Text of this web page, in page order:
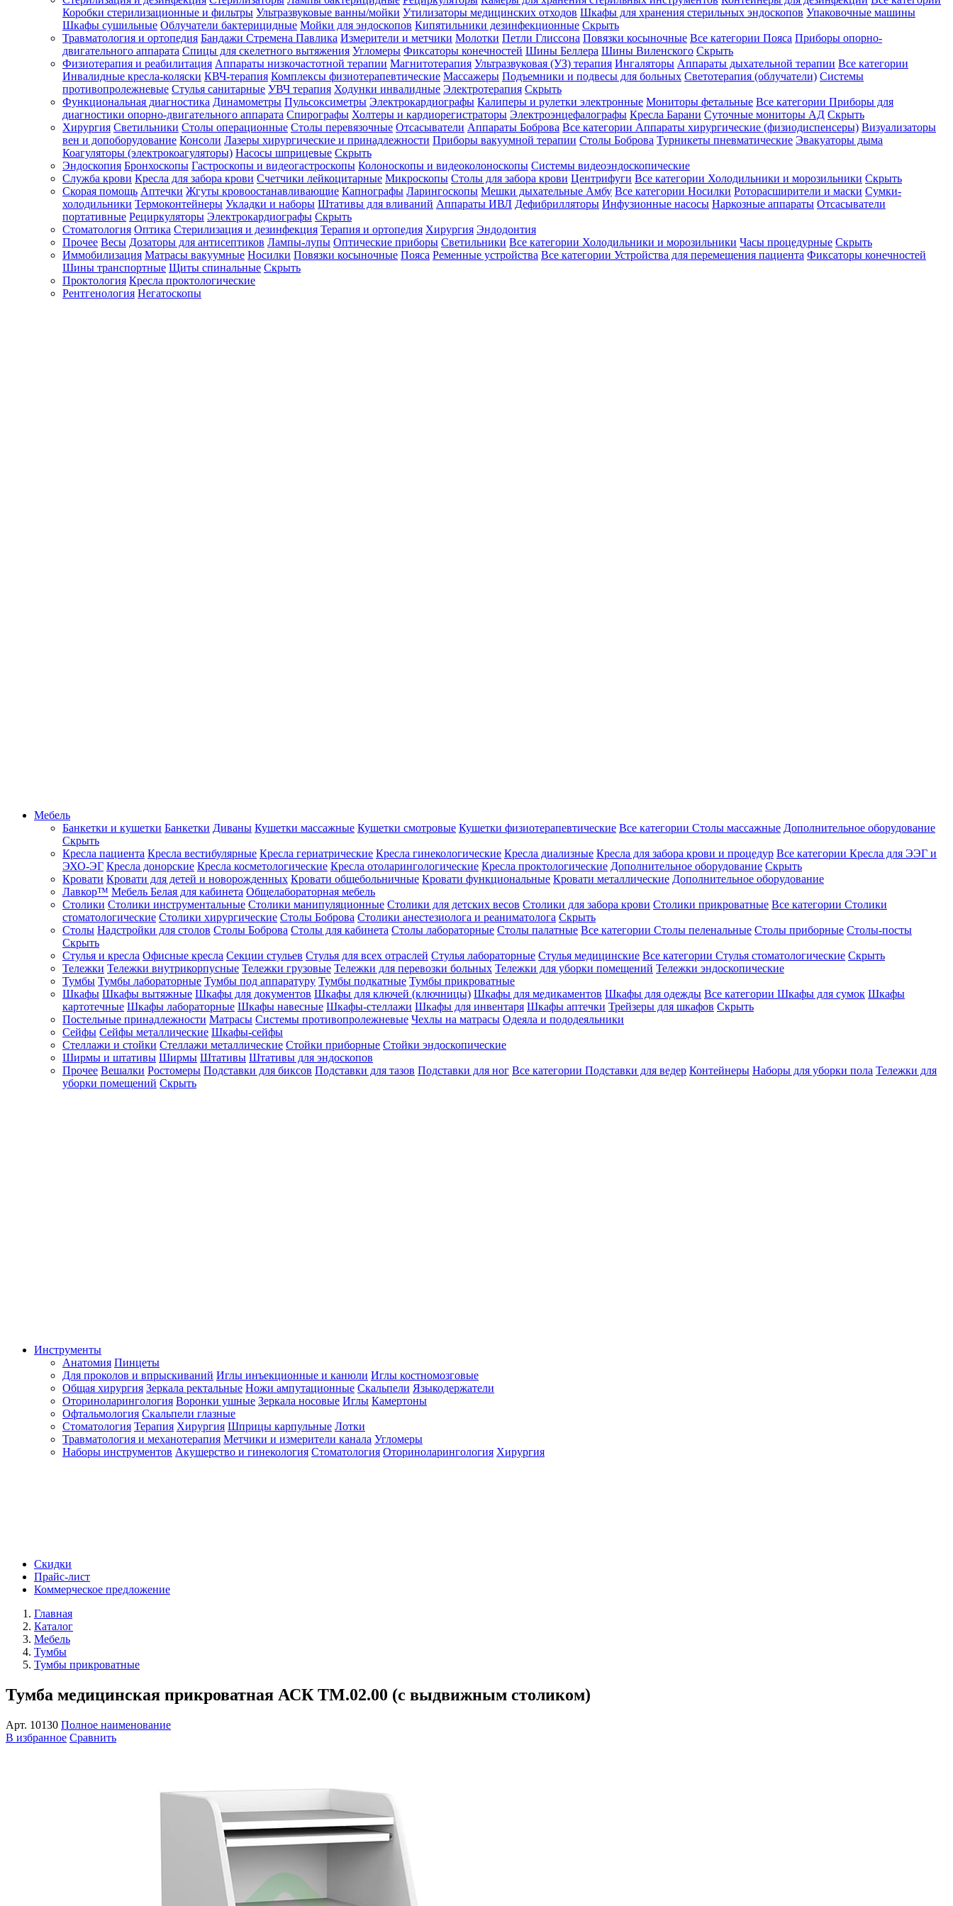
Зарегистрироваться
Зачем
регистрироваться?
Все
покупки
в
одном
месте
Личный
менеджер
Отслеживание
статуса
заказа
Коробки стерилизационные и фильтры Ультразвуковые ванны/мойки Утилизаторы медицинских отходов Шкафы для хранения стерильных эндоскопов Упаковочные машины
Шкафы сушильные Облучатели бактерицидные Мойки для эндоскопов Кипятильники дезинфекционные Скрыть
Травматология и ортопедия Бандажи Стремена Павлика Измерители и метчики Молотки Петли Глиссона Повязки косыночные Все категории Пояса Приборы опорно-
двигательного аппарата Спицы для скелетного вытяжения Угломеры Фиксаторы конечностей Шины Беллера Шины Виленского Скрыть
Физиотерапия и реабилитация Аппараты низкочастотной терапии Магнитотерапия Ультразвуковая (УЗ) терапия Ингаляторы Аппараты дыхательной терапии Все категории
Инвалидные кресла-коляски КВЧ-терапия Комплексы физиотерапевтические Массажеры Подъемники и подвесы для больных Светотерапия (облучатели) Системы
противопролежневые Стулья санитарные УВЧ терапия Ходунки инвалидные Электротерапия Скрыть
Функциональная диагностика Динамометры Пульсоксиметры Электрокардиографы Калиперы и рулетки электронные Мониторы фетальные Все категории Приборы для
диагностики опорно-двигательного аппарата Спирографы Холтеры и кардиорегистраторы Электроэнцефалографы Кресла Барани Суточные мониторы АД Скрыть
Хирургия Светильники Столы операционные Столы перевязочные Отсасыватели Аппараты Боброва Все категории Аппараты хирургические (физиодиспенсеры) Визуализаторы
вен и допоборудование Консоли Лазеры хирургические и принадлежности Приборы вакуумной терапии Столы Боброва Турникеты пневматические Эвакуаторы дыма
Коагуляторы (электрокоагуляторы) Насосы шприцевые Скрыть
Эндоскопия Бронхоскопы Гастроскопы и видеогастроскопы Колоноскопы и видеоколоноскопы Системы видеоэндоскопические
Служба крови Кресла для забора крови Счетчики лейкоцитарные Микроскопы Столы для забора крови Центрифуги Все категории Холодильники и морозильники Скрыть
Скорая помощь Аптечки Жгуты кровоостанавливающие Капнографы Ларингоскопы Мешки дыхательные Амбу Все категории Носилки Роторасширители и маски Сумки-
холодильники Термоконтейнеры Укладки и наборы Штативы для вливаний Аппараты ИВЛ Дефибрилляторы Инфузионные насосы Наркозные аппараты Отсасыватели
портативные Рециркуляторы Электрокардиографы Скрыть
Стоматология Оптика Стерилизация и дезинфекция Терапия и ортопедия Хирургия Эндодонтия
Прочее Весы Дозаторы для антисептиков Лампы-лупы Оптические приборы Светильники Все категории Холодильники и морозильники Часы процедурные Скрыть
Иммобилизация Матрасы вакуумные Носилки Повязки косыночные Пояса Ременные устройства Все категории Устройства для перемещения пациента Фиксаторы конечностей
Шины транспортные Щиты спинальные Скрыть
Проктология Кресла проктологические
Рентгенология Негатоскопы
Мебель
Банкетки и кушетки Банкетки Диваны Кушетки массажные Кушетки смотровые Кушетки физиотерапевтические Все категории Столы массажные Дополнительное оборудование
Скрыть
Кресла пациента Кресла вестибулярные Кресла гериатрические Кресла гинекологические Кресла диализные Кресла для забора крови и процедур Все категории Кресла для ЭЭГ и
ЭХО-ЭГ Кресла донорские Кресла косметологические Кресла отоларингологические Кресла проктологические Дополнительное оборудование Скрыть
Кровати Кровати для детей и новорожденных Кровати общебольничные Кровати функциональные Кровати металлические Дополнительное оборудование
Лавкор™ Мебель Белая для кабинета Общелабораторная мебель
Столики Столики инструментальные Столики манипуляционные Столики для детских весов Столики для забора крови Столики прикроватные Все категории Столики
стоматологические Столики хирургические Столы Боброва Столики анестезиолога и реаниматолога Скрыть
Столы Надстройки для столов Столы Боброва Столы для кабинета Столы лабораторные Столы палатные Все категории Столы пеленальные Столы приборные Столы-посты
Скрыть
Стулья и кресла Офисные кресла Секции стульев Стулья для всех отраслей Стулья лабораторные Стулья медицинские Все категории Стулья стоматологические Скрыть
Тележки Тележки внутрикорпусные Тележки грузовые Тележки для перевозки больных Тележки для уборки помещений Тележки эндоскопические
Тумбы Тумбы лабораторные Тумбы под аппаратуру Тумбы подкатные Тумбы прикроватные
Шкафы Шкафы вытяжные Шкафы для документов Шкафы для ключей (ключницы) Шкафы для медикаментов Шкафы для одежды Все категории Шкафы для сумок Шкафы
картотечные Шкафы лабораторные Шкафы навесные Шкафы-стеллажи Шкафы для инвентаря Шкафы аптечки Трейзеры для шкафов Скрыть
Постельные принадлежности Матрасы Системы противопролежневые Чехлы на матрасы Одеяла и пододеяльники
Сейфы Сейфы металлические Шкафы-сейфы
Стеллажи и стойки Стеллажи металлические Стойки приборные Стойки эндоскопические
Ширмы и штативы Ширмы Штативы Штативы для эндоскопов
Прочее Вешалки Ростомеры Подставки для биксов Подставки для тазов Подставки для ног Все категории Подставки для ведер Контейнеры Наборы для уборки пола Тележки для
уборки помещений Скрыть
Инструменты
Анатомия Пинцеты
Для проколов и впрыскиваний Иглы инъекционные и канюли Иглы костномозговые
Общая хирургия Зеркала ректальные Ножи ампутационные Скальпели Языкодержатели
Оториноларингология Воронки ушные Зеркала носовые Иглы Камертоны
Офтальмология Скальпели глазные
Стоматология Терапия Хирургия Шприцы карпульные Лотки
Травматология и механотерапия Метчики и измерители канала Угломеры
Наборы инструментов Акушерство и гинекология Стоматология Оториноларингология Хирургия
Скидки
Прайс-лист
Коммерческое предложение
Главная
Каталог
Мебель
Тумбы
Тумбы прикроватные
Тумба медицинская прикроватная АСК ТМ.02.00 (с выдвижным столиком)
Арт. 10130 Полное наименование
В избранное Сравнить